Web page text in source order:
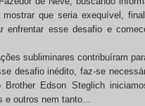
mostrar que seria exequível,
enfrentar esse desafio e
subliminares contribuíram
desafio inédito, faz-se
Edson Steglich
e outros nem tanto...